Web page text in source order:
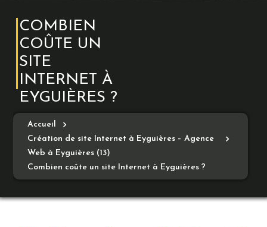
COMBIEN
COÛTE UN
SITE
INTERNET À
EYGUIÈRES ?
Accueil
Création de site Internet à Eyguières – Agence
Web à Eyguières (13)
Combien coûte un site Internet à Eyguières ?